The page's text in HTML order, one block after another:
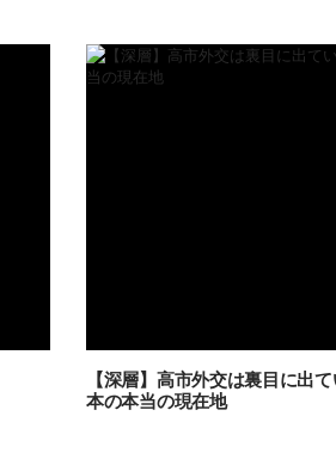
【深層】高市外交は裏目に出
本の本当の現在地